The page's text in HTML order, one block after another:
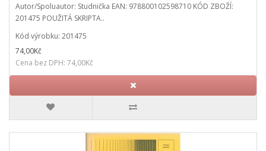
Autor/Spoluautor: Studnička EAN: 978800102598710 KÓD ZBOŽÍ:
201475 POUŽITÁ SKRIPTA..
Kód výrobku: 201475
74,00Kč
Cena bez DPH: 74,00Kč